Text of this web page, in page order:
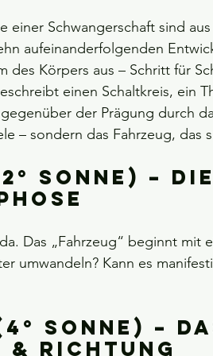
einer Schwangerschaft sind
aufeinanderfolgenden
des Körpers aus – Schritt für
einen Schaltkreis, ein
der Prägung durch
– sondern das Fahrzeug, das
Sonne) –
Das „Fahrzeug“ beginnt mit
umwandeln? Kann es
Sonne) –
Richtung